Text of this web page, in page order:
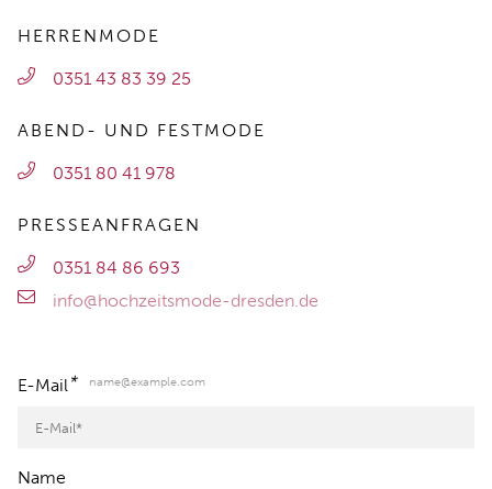
HERRENMODE
0351 43 83 39 25
ABEND- UND FESTMODE
0351 80 41 978
PRESSEANFRAGEN
0351 84 86 693
info@hochzeitsmode-dresden.de
E-Mail* name@example.com
Name